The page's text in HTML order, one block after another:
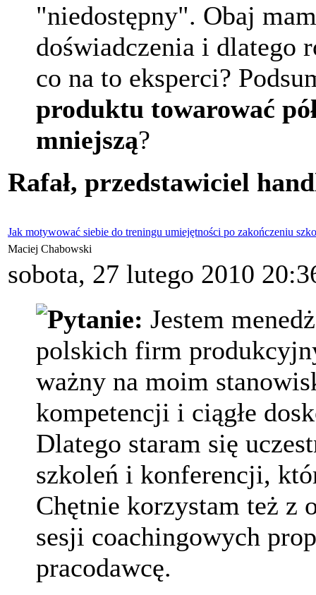
"niedostępny". Obaj
doświadczenia i dlatego
co na to eksperci?
produktu towarować
mniejszą?
Rafał, przedstawiciel
Jak motywować siebie do treningu umiejętności po zakończeniu
Maciej Chabowski
sobota, 27 lutego 2010
Pytanie: Jestem
polskich firm
ważny na moim
kompetencji i ciągłe
Dlatego staram się
szkoleń i konferencji,
Chętnie korzystam też z
sesji coachingowych
pracodawcę.